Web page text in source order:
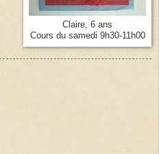
Claire, 6 ans
Cours du samedi 9h30-11h00